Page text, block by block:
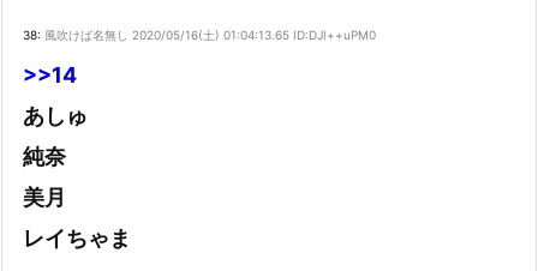
38: 風吹けば名無し 2020/05/16(土) 01:04:13.65 ID:DJI++uPM0
>>14
あしゅ
純奈
美月
レイちゃま